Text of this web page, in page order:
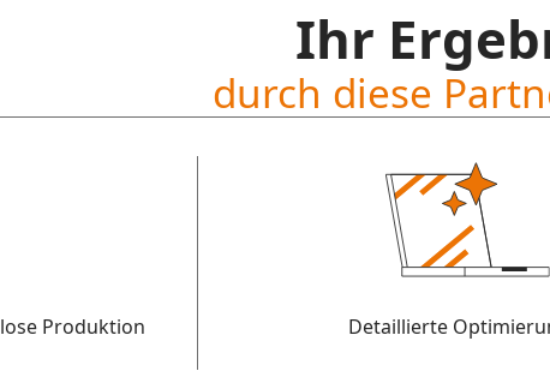
Ihr
durch diese
Produktion Detaillierte